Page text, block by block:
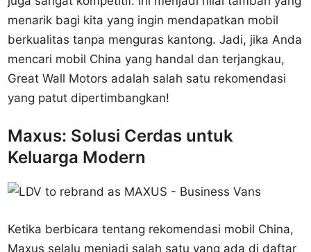
menarik bagi kita yang ingin mendapatkan mobil
berkualitas tanpa menguras kantong. Jadi, jika Anda
mencari mobil China yang handal dan terjangkau,
Great Wall Motors adalah salah satu rekomendasi
yang patut dipertimbangkan!
Maxus: Solusi Cerdas untuk
Keluarga Modern
Ketika berbicara tentang rekomendasi mobil China,
Maxus selalu menjadi salah satu yang ada di daftar